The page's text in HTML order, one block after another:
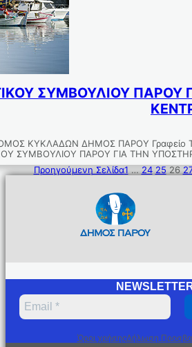
ΣΥΜΒΟΥΛΙΟΥ ΠΑΡΟΥ
ΚΥΚΛΑΔΩΝ ΔΗΜΟΣ ΠΑΡΟΥ Γραφείο
ΣΥΜΒΟΥΛΙΟΥ ΠΑΡΟΥ ΓΙΑ ΤΗΝ
Προηγούμενη Σελίδα1 … 24 25 26
Όροι χρήσηςΔήλωση